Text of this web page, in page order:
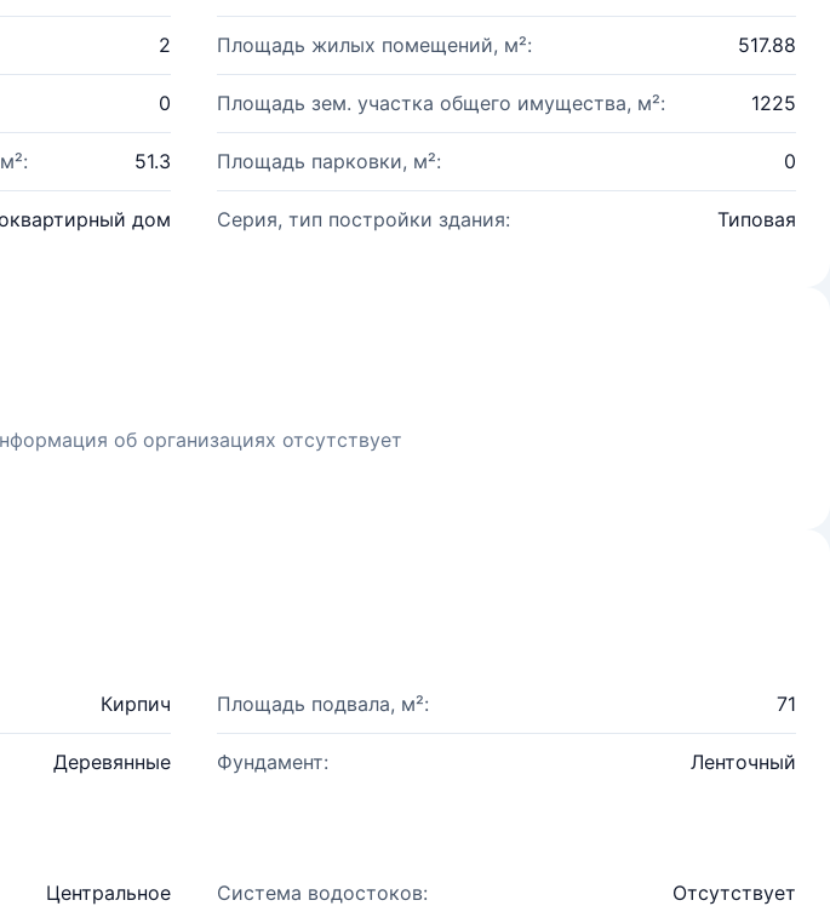
2 Площадь жилых помещений, м²: 517.88
0 Площадь зем. участка общего имущества, м²: 1225
51.3 Площадь парковки, м²: 0
дом Серия, тип постройки здания: Типовая
об организациях отсутствует
Кирпич Площадь подвала, м²: 71
Деревянные Фундамент: Ленточный
Центральное Система водостоков: Отсутствует